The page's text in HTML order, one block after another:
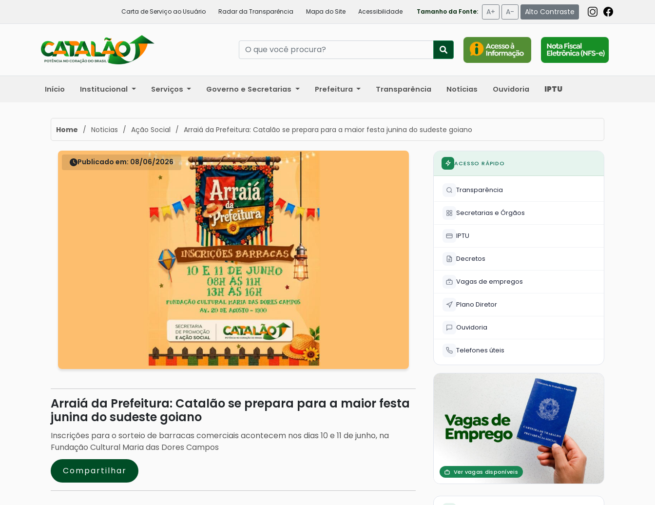
Carta de Serviço ao Usuário Radar da Transparência Mapa do Site Acessibilidade Tamanho da Fonte: A+ A- Alto Contraste
Início Institucional Serviços Governo e Secretarias Prefeitura Transparência Notícias Ouvidoria IPTU
Home / Noticias / Ação Social / Arraiá da Prefeitura: Catalão se prepara para a maior festa junina do sudeste goiano
Publicado em: 08/06/2026
Arraiá da Prefeitura: Catalão se prepara para a maior festa
junina do sudeste goiano
Inscrições para o sorteio de barracas comerciais acontecem nos dias 10 e 11 de junho, na
Fundação Cultural Maria das Dores Campos
Compartilhar
ACESSO RÁPIDO
Transparência
Secretarias e Órgãos
IPTU
Decretos
Vagas de empregos
Plano Diretor
Ouvidoria
Telefones úteis
Ver vagas disponíveis